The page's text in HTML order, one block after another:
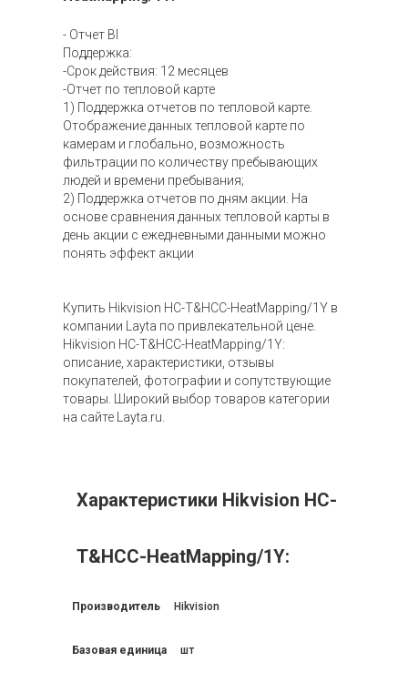
- Отчет BI
Поддержка:
-Срок действия: 12 месяцев
-Отчет по тепловой карте
1) Поддержка отчетов по тепловой карте.
Отображение данных тепловой карте по
камерам и глобально, возможность
фильтрации по количеству пребывающих
людей и времени пребывания;
2) Поддержка отчетов по дням акции. На
основе сравнения данных тепловой карты в
день акции с ежедневными данными можно
понять эффект акции
Купить Hikvision HC-T&HCC-HeatMapping/1Y в
компании Layta по привлекательной цене.
Hikvision HC-T&HCC-HeatMapping/1Y:
описание, характеристики, отзывы
покупателей, фотографии и сопутствующие
товары. Широкий выбор товаров категории
на сайте Layta.ru.
Характеристики Hikvision HC-
T&HCC-HeatMapping/1Y:
Производитель Hikvision
Базовая единица шт